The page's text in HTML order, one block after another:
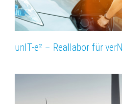
unIT-e² – Reallabor für